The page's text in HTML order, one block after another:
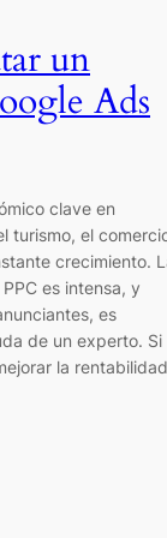
un
Ads
clave en
turismo, el
crecimiento.
es intensa, y
es
de un experto. Si
la rentabilidad